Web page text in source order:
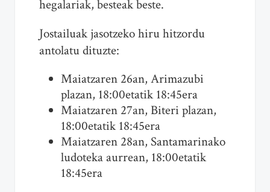
hegalariak, besteak beste.
Jostailuak jasotzeko hiru hitzordu
antolatu dituzte:
Maiatzaren 26an, Arimazubi
plazan, 18:00etatik 18:45era
Maiatzaren 27an, Biteri plazan,
18:00etatik 18:45era
Maiatzaren 28an, Santamarinako
ludoteka aurrean, 18:00etatik
18:45era